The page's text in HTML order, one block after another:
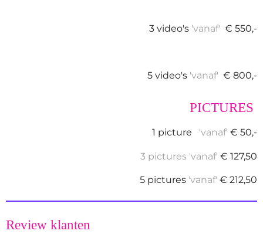
3 video's 'vanaf' € 550,-
5 video's 'vanaf' € 800,-
PICTURES
1 picture 'vanaf' € 50,-
3 pictures 'vanaf' € 127,50
5 pictures 'vanaf' € 212,50
Review klanten